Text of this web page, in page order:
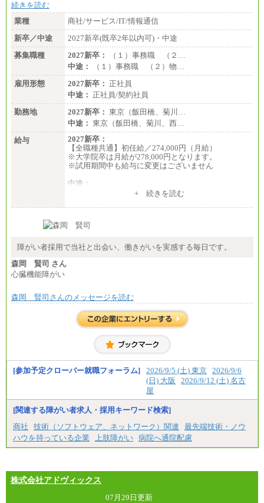
続きを読む
業種
商社/サービス/IT/情報通信
新卒／中途
2027新卒(既卒2年以内可)・中途
募集職種
2027新卒：
（１）事務職 （２…
中途：
（１）事務職 （２）物…
雇用形態
2027新卒： 正社員
中途： 正社員/契約社員
勤務地
2027新卒： 東京（飯田橋、菊川…
中途： 東京（飯田橋、菊川、西…
給与
2027新卒：
【全職種共通】初任給／274,000円（月給）
※大学院卒は月給が278,000円となります。
※試用期間中も給与に変更はございません
中途：
（１）～（４）274,000円（月給）～
※経験・年齢などを考慮のうえ、当社規程により優
※業務内容・勤務形態に応じて、上記給与の範囲内
※試用期間中も給与に変更はございません
+ 続きを読む
障がい者採用で当社と出会い、働きがいを実感する毎日です。
森岡 賢司 さん
心臓機能障がい
森岡 賢司さんのメッセージを読む
[参加予定クローバー就職フォーラム] 2026/9/5 (土) 東京 2026/9/6
(日) 大阪
2026/9/12 (土) 名古
屋
[関連する障がい者求人・採用キーワード検索]
商社
技術（ソフトウェア、ネットワーク）関連
最先端技術・ノウ
ハウを持っている企業
上肢障がい 病院へ通院配慮
株式会社アドヴィックス
07月29日更新